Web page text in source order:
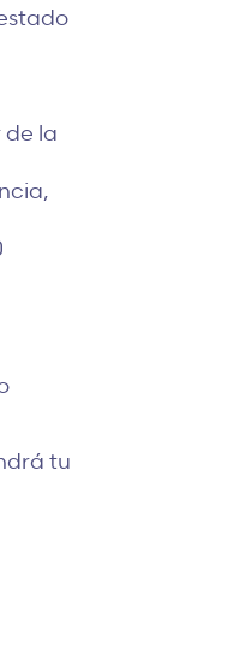
de la
tu